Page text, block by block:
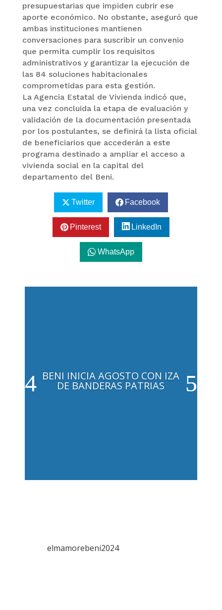
presupuestarias que impiden cubrir ese
aporte económico. No obstante, aseguró que
ambas instituciones mantienen
conversaciones para suscribir un convenio
que permita cumplir los requisitos
administrativos y garantizar la ejecución de
las 84 soluciones habitacionales
comprometidas para esta gestión.
La Agencia Estatal de Vivienda indicó que,
una vez concluida la etapa de evaluación y
validación de la documentación presentada
por los postulantes, se definirá la lista oficial
de beneficiarios que accederán a este
programa destinado a ampliar el acceso a
vivienda social en la capital del
departamento del Beni.
Twitter Facebook
Pinterest LinkedIn
WhatsApp
BENI INICIA AGOSTO CON IZA
DE BANDERAS PATRIAS
elmamorebeni2024